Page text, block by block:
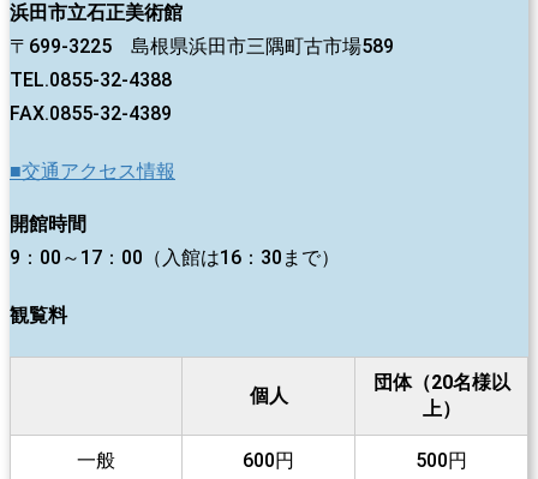
浜田市立石正美術館
〒699-3225 島根県浜田市三隅町古市場589
TEL.0855-32-4388
FAX.0855-32-4389
■交通アクセス情報
開館時間
9：00～17：00（入館は16：30まで）
観覧料
個人
団体（20名様以
上）
一般 600円 500円